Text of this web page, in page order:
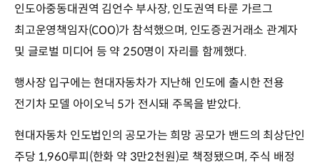
인도아중동대권역 김언수 부사장, 인도권역 타룬 가르그
최고운영책임자(COO)가 참석했으며, 인도증권거래소 관계자
및 글로벌 미디어 등 약 250명이 자리를 함께했다.
행사장 입구에는 현대자동차가 지난해 인도에 출시한 전용
전기차 모델 아이오닉 5가 전시돼 주목을 받았다.
현대자동차 인도법인의 공모가는 희망 공모가 밴드의 최상단인
주당 1,960루피(한화 약 3만2천원)로 책정됐으며, 주식 배정